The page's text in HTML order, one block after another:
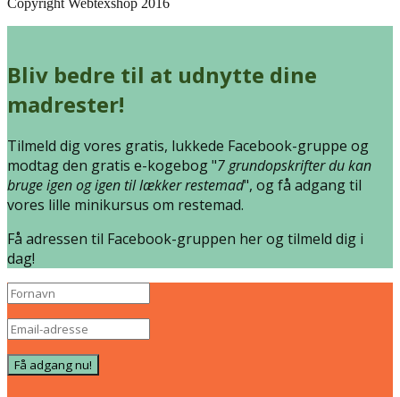
Bliv bedre til at udnytte dine
madrester!
Tilmeld dig vores gratis, lukkede Facebook-gruppe og
modtag den gratis e-kogebog "7 grundopskrifter du kan
bruge igen og igen til lækker restemad", og få adgang til
vores lille minikursus om restemad.
Få adressen til Facebook-gruppen her og tilmeld dig i
dag!
Få adgang nu!